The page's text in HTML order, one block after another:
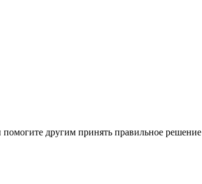
другим принять правильное решение